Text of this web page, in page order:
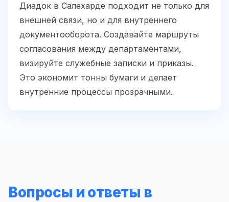
Диадок в Салехарде подходит не только для
внешней связи, но и для внутреннего
документооборота. Создавайте маршруты
согласования между департаментами,
визируйте служебные записки и приказы.
Это экономит тонны бумаги и делает
внутренние процессы прозрачными.
Вопросы и ответы в